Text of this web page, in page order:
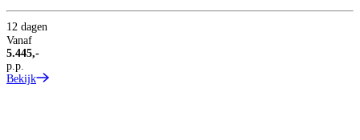
12 dagen
Vanaf
5.445,-
p.p.
Bekijk